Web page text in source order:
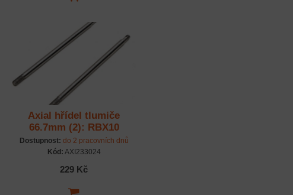
Axial hřídel tlumiče
66.7mm (2): RBX10
Dostupnost: do 2 pracovních dnů
Kód: AXI233024
229 Kč